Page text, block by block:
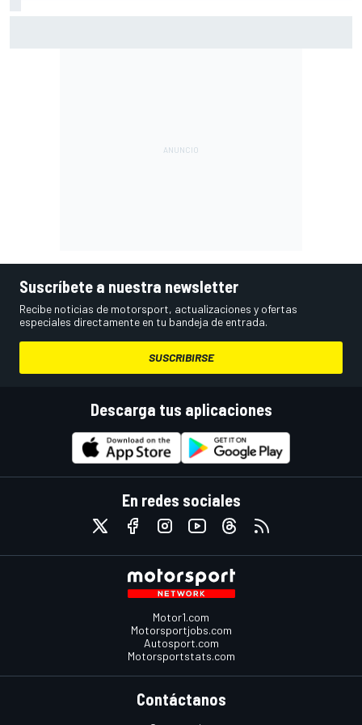
Suscríbete a nuestra newsletter
Recibe noticias de motorsport, actualizaciones y ofertas
especiales directamente en tu bandeja de entrada.
SUSCRIBIRSE
Descarga tus aplicaciones
En redes sociales
Motor1.com
Motorsportjobs.com
Autosport.com
Motorsportstats.com
Contáctanos